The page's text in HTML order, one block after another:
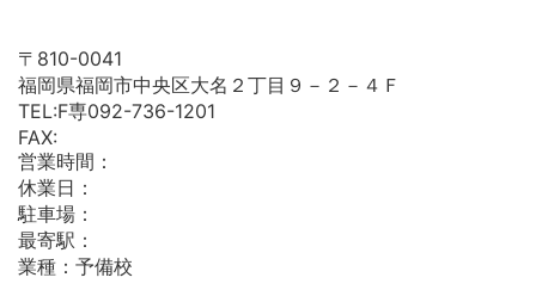
〒810-0041
福岡県福岡市中央区大名２丁目９－２－４Ｆ
TEL:F専092-736-1201
FAX:
営業時間：
休業日：
駐車場：
最寄駅：
業種：予備校